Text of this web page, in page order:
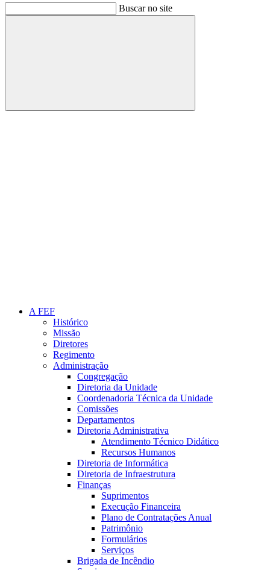
Buscar no site
Buscar
A FEF
Histórico
Missão
Diretores
Regimento
Administração
Congregação
Diretoria da Unidade
Coordenadoria Técnica da Unidade
Comissões
Departamentos
Diretoria Administrativa
Atendimento Técnico Didático
Recursos Humanos
Diretoria de Informática
Diretoria de Infraestrutura
Finanças
Suprimentos
Execução Financeira
Plano de Contratações Anual
Patrimônio
Formulários
Serviços
Brigada de Incêndio